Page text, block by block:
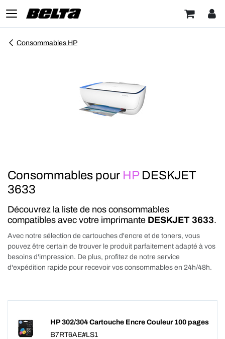
Consommables HP
Consommables pour HP DESKJET
3633
Découvrez la liste de nos consommables
compatibles avec votre imprimante DESKJET 3633.
Avec notre sélection de cartouches d'encre et de toners, vous
pouvez être certain de trouver le produit parfaitement adapté à vos
besoins d'impression. De plus, profitez de notre service
d'expédition rapide pour recevoir vos consommables en 24h/48h.
HP 302/304 Cartouche Encre Couleur 100 pages
B7RT6AE#LS1